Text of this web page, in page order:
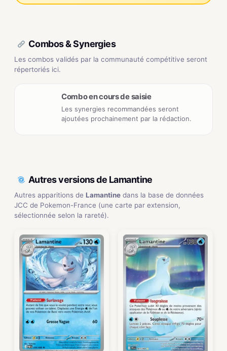
Combos & Synergies
Les combos validés par la communauté compétitive seront
répertoriés ici.
Combo en cours de saisie
Les synergies recommandées seront
ajoutées prochainement par la rédaction.
Autres versions de Lamantine
Autres apparitions de Lamantine dans la base de données
JCC de Pokemon-France (une carte par extension,
sélectionnée selon la rareté).